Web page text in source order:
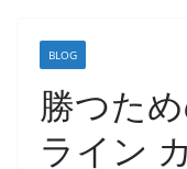
BLOG
勝つた
ライン